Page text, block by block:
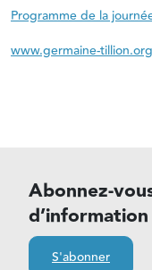
Programme de la
www.germaine-tillion.org
Abonnez-
S'abonner